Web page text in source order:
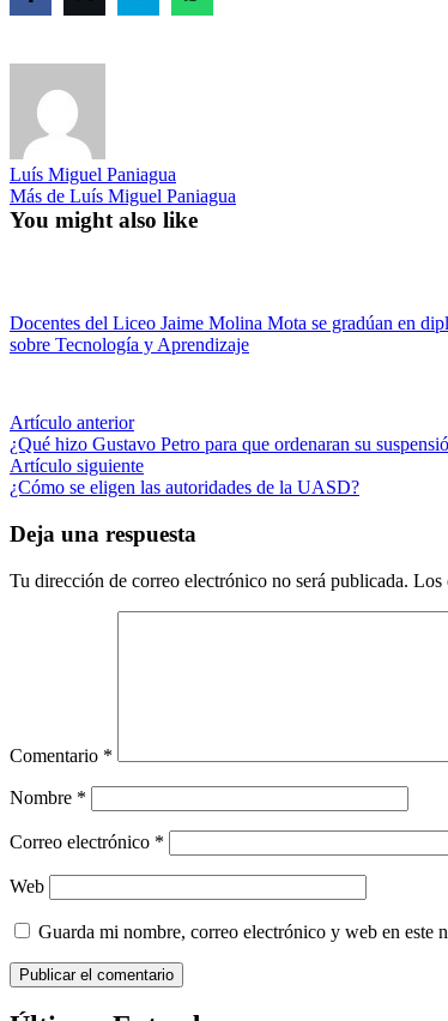
Luís Miguel Paniagua
Más de Luís Miguel Paniagua
You might also like
Docentes del Liceo Jaime Molina Mota se gradúan en
sobre Tecnología y Aprendizaje
Navegación
de
entradas
Artículo anteriorArtículo
anterior:
¿Qué hizo Gustavo Petro para que ordenaran su
Artículo siguienteArtículo
siguiente:
¿Cómo se eligen las autoridades de la UASD?
Deja una respuesta
Tu dirección de correo electrónico no será publicada. Los
Comentario *
Nombre *
Correo electrónico *
Web
Guarda mi nombre, correo electrónico y web en este